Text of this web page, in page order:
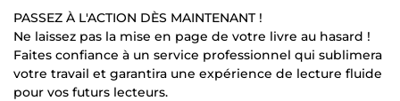
PASSEZ À L'ACTION DÈS MAINTENANT !
Ne laissez pas la mise en page de votre livre au hasard !
Faites confiance à un service professionnel qui sublimera
votre travail et garantira une expérience de lecture fluide
pour vos futurs lecteurs.